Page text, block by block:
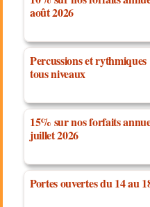
août 2026
Percussions et
tous niveaux
15% sur nos forfaits
juillet 2026
Portes ouvertes du 14 au